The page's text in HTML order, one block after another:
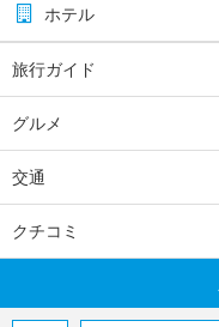
ホテル
旅行ガイド
グルメ
交通
クチコミ